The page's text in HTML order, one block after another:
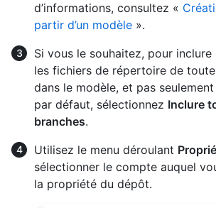
d’informations, consultez «
partir d’un modèle ».
Si vous le souhaitez, pour
les fichiers de répertoire de
dans le modèle, et pas
par défaut, sélectionnez Inclure
branches.
Utilisez le menu déroulant
sélectionner le compte auquel
la propriété du dépôt.